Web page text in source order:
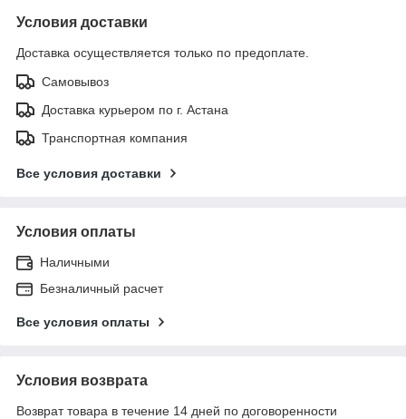
Условия доставки
Доставка осуществляется только по предоплате.
Самовывоз
Доставка курьером по г. Астана
Транспортная компания
Все условия доставки
Условия оплаты
Наличными
Безналичный расчет
Все условия оплаты
Условия возврата
Возврат товара в течение 14 дней по договоренности